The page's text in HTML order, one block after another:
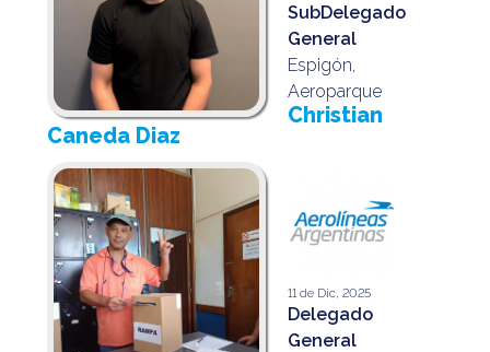
SubDelegado
General
Espigón,
Aeroparque
Christian
Caneda Diaz
11 de Dic, 2025
Delegado
General